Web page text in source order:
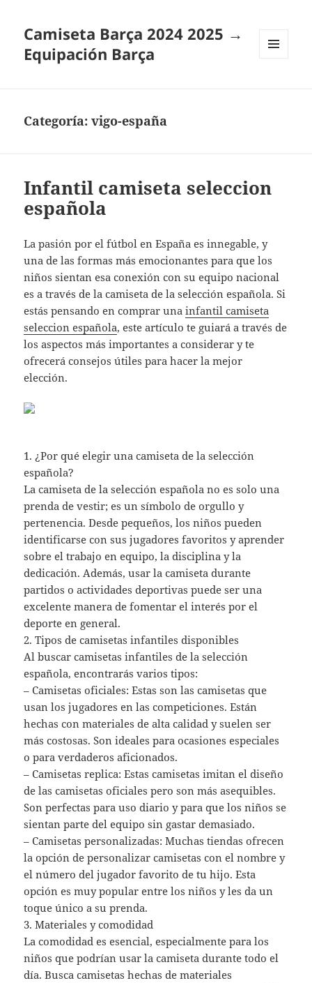
Camiseta Barça 2024 2025 →
Equipación Barça
Categoría:vigo-españa
Infantil camiseta seleccion
española
La pasión por el fútbol en España es innegable, y
una de las formas más emocionantes para que los
niños sientan esa conexión con su equipo nacional
es a través de la camiseta de la selección española. Si
estás pensando en comprar unainfantil camiseta
seleccion española, este artículo te guiará a través de
los aspectos más importantes a considerar y te
ofrecerá consejos útiles para hacer la mejor
elección.
1. ¿Por qué elegir una camiseta de la selección
española?
La camiseta de la selección española no es solo una
prenda de vestir; es un símbolo de orgullo y
pertenencia. Desde pequeños, los niños pueden
identificarse con sus jugadores favoritos y aprender
sobre el trabajo en equipo, la disciplina y la
dedicación. Además, usar la camiseta durante
partidos o actividades deportivas puede ser una
excelente manera de fomentar el interés por el
deporte en general.
2. Tipos de camisetas infantiles disponibles
Al buscar camisetas infantiles de la selección
española, encontrarás varios tipos:
– Camisetas oficiales: Estas son las camisetas que
usan los jugadores en las competiciones. Están
hechas con materiales de alta calidad y suelen ser
más costosas. Son ideales para ocasiones especiales
o para verdaderos aficionados.
– Camisetas replica: Estas camisetas imitan el diseño
de las camisetas oficiales pero son más asequibles.
Son perfectas para uso diario y para que los niños se
sientan parte del equipo sin gastar demasiado.
– Camisetas personalizadas: Muchas tiendas ofrecen
la opción de personalizar camisetas con el nombre y
el número del jugador favorito de tu hijo. Esta
opción es muy popular entre los niños y les da un
toque único a su prenda.
3. Materiales y comodidad
La comodidad es esencial, especialmente para los
niños que podrían usar la camiseta durante todo el
día. Busca camisetas hechas de materiales